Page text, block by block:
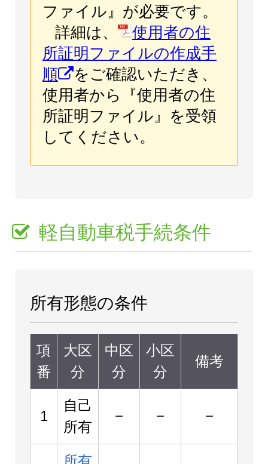
ファイル』が必要です。
詳細は、
使用者の住
所証明ファイルの作成手
順
をご確認いただき、
使用者から『使用者の住
所証明ファイル』を受領
してください。
軽自動車税手続条件
所有形態の条件
項
番
大区
分
中区
分
小区
分
備考
1
自己
所有
− − −
所有